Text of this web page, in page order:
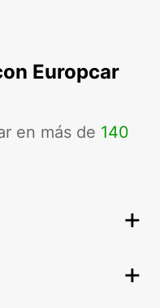
Europcar
en más de 140